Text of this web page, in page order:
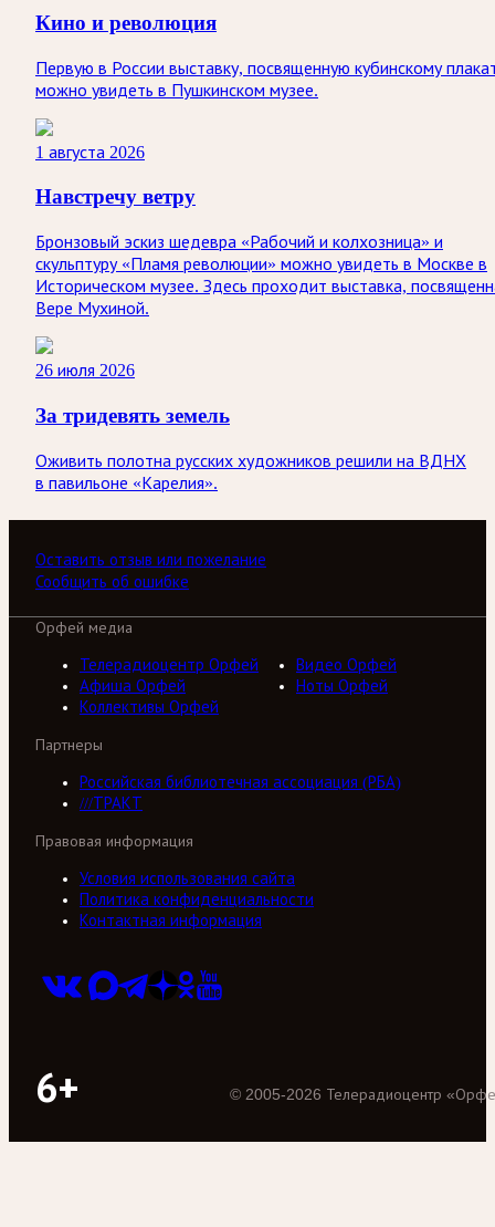
Кино и революция
Первую в России выставку, посвященную кубинскому
можно увидеть в Пушкинском музее.
1 августа 2026
Навстречу ветру
Бронзовый эскиз шедевра «Рабочий и колхозница» и
скульптуру «Пламя революции» можно увидеть в Москве в
Историческом музее. Здесь проходит выставка,
Вере Мухиной.
26 июля 2026
За тридевять земель
Оживить полотна русских художников решили на ВДНХ
в павильоне «Карелия».
Оставить отзыв или пожелание
Сообщить об ошибке
Орфей медиа
Телерадиоцентр Орфей
Видео Орфей
Афиша Орфей
Ноты Орфей
Коллективы Орфей
Партнеры
Российская библиотечная ассоциация (РБА)
///ТРАКТ
Правовая информация
Условия использования сайта
Политика конфиденциальности
Контактная информация
6+ © 2005-2026 Телерадиоцентр